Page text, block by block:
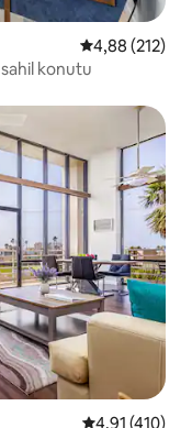
5 üzerinden
4,88 (212)
sahil konutu
5 üzerinden
4,91 (410)